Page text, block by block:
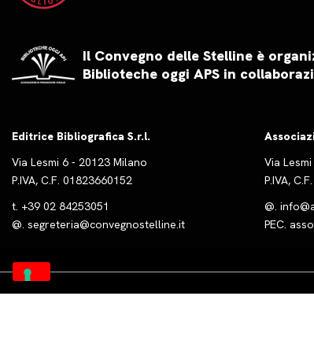
Il Convegno delle Stelline è
Biblioteche oggi APS in
Editrice Bibliografica S.r.l.
Via Lesmi 6 - 20123 Milano
P.IVA, C.F. 01823660152
t. +39 02 84253051
@. segreteria@convegnostelline.it
Via
P.IVA,
@.
PEC.